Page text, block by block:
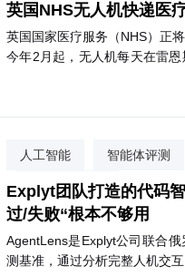
英国NHS无人机快递医
英国国家医疗服务（NHS）正
今年2月起，无人机每天在雷恩
展至圣赫利尔、克罗伊登等多
人工智能
智能体评测
代码质量评估
Explyt团队打造的代码
过/失败“根本不够用
AgentLens是Explyt公司联合
测基准，通过分析完整人机交